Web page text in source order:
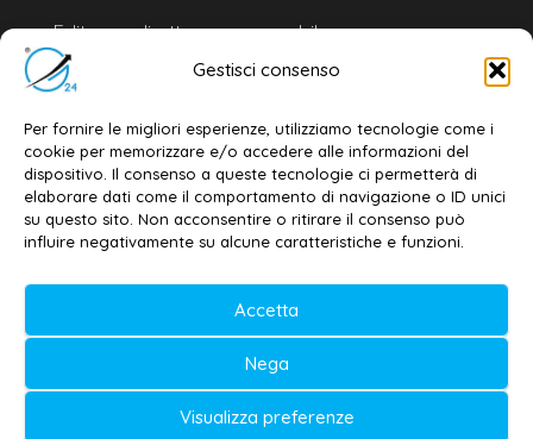
Gestisci consenso
Per fornire le migliori esperienze, utilizziamo tecnologie come i
cookie per memorizzare e/o accedere alle informazioni del
dispositivo. Il consenso a queste tecnologie ci permetterà di
elaborare dati come il comportamento di navigazione o ID unici
su questo sito. Non acconsentire o ritirare il consenso può
influire negativamente su alcune caratteristiche e funzioni.
Accetta
Nega
Visualizza preferenze
Editore e direttore responsabile:
Dott. Daniele G. Masciullo
Contatti–Disclaimer
Privacy policy–Cookie policy
Testata iscritta al n. 11/2020 Registro della
Editore e direttore responsabile:
Daniele G. Masciullo